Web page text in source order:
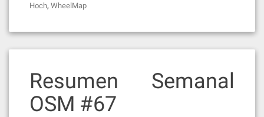
Hoch, WheelMap
Resumen Semanal
OSM #67